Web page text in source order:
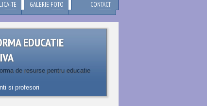
TE GALERIE FOTO CONTACT
EDUCATIE
de resurse pentru educatie
si profesori